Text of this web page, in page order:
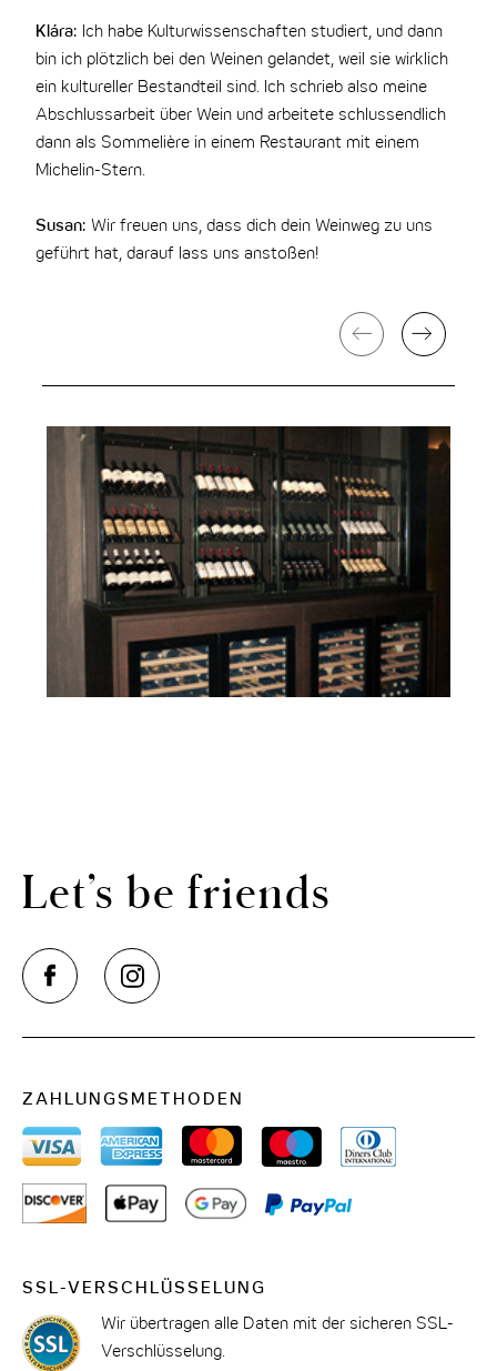
Klára: Ich habe Kulturwissenschaften studiert, und dann
bin ich plötzlich bei den Weinen gelandet, weil sie wirklich
ein kultureller Bestandteil sind. Ich schrieb also meine
Abschlussarbeit über Wein und arbeitete schlussendlich
dann als Sommelière in einem Restaurant mit einem
Michelin-Stern.
Susan: Wir freuen uns, dass dich dein Weinweg zu uns
geführt hat, darauf lass uns anstoßen!
Let’s be friends
ZAHLUNGSMETHODEN
SSL-VERSCHLÜSSELUNG
Wir übertragen alle Daten mit der sicheren SSL-
Verschlüsselung.